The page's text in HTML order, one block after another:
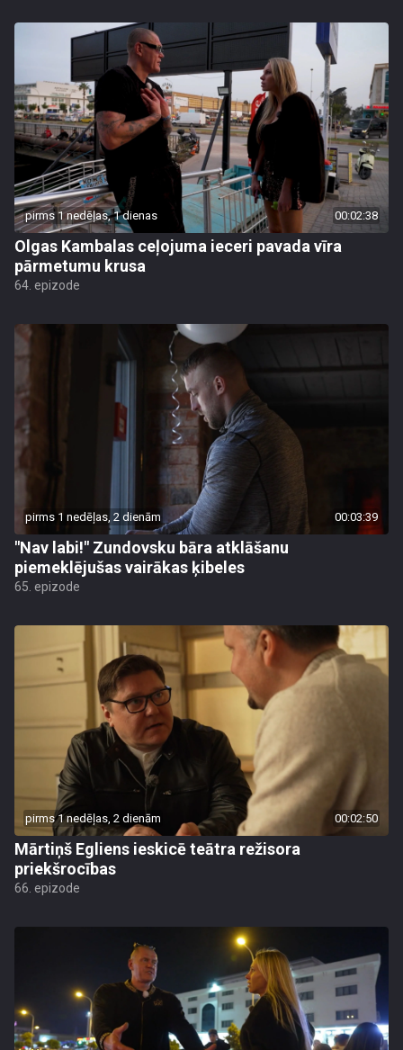
pirms 1 nedēļas, 1 dienas 00:02:38
Olgas Kambalas ceļojuma ieceri pavada vīra
pārmetumu krusa
64. epizode
pirms 1 nedēļas, 2 dienām 00:03:39
"Nav labi!" Zundovsku bāra atklāšanu
piemeklējušas vairākas ķibeles
65. epizode
pirms 1 nedēļas, 2 dienām 00:02:50
Mārtiņš Egliens ieskicē teātra režisora
priekšrocības
66. epizode